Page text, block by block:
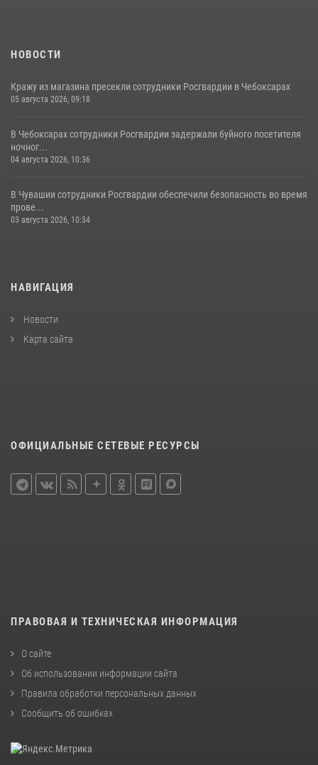
НОВОСТИ
Кражу из магазина пресекли сотрудники Росгвардии в Чебоксарах
05 августа 2026, 09:18
В Чебоксарах сотрудники Росгвардии задержали буйного посетителя
ночног...
04 августа 2026, 10:36
В Чувашии сотрудники Росгвардии обеспечили безопасность во время
прове...
03 августа 2026, 10:34
НАВИГАЦИЯ
Новости
Карта сайта
ОФИЦИАЛЬНЫЕ СЕТЕВЫЕ РЕСУРСЫ
ПРАВОВАЯ И ТЕХНИЧЕСКАЯ ИНФОРМАЦИЯ
О сайте
Об использовании информации сайта
Правила обработки персональных данных
Сообщить об ошибках